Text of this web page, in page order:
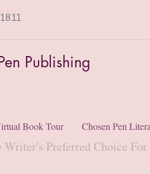
Publishing
Book Tour Chosen Pen
Writer's Preferred Choice